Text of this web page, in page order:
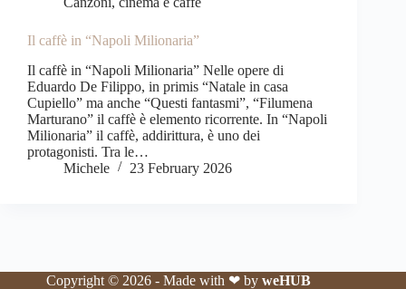
Il caffè in “Napoli Milionaria”
Il caffè in “Napoli Milionaria” Nelle opere di
Eduardo De Filippo, in primis “Natale in casa
Cupiello” ma anche “Questi fantasmi”, “Filumena
Marturano” il caffè è elemento ricorrente. In “Napoli
Milionaria” il caffè, addirittura, è uno dei
protagonisti. Tra le…
Michele
23 February 2026
Copyright © 2026 - Made with ❤ byweHUB